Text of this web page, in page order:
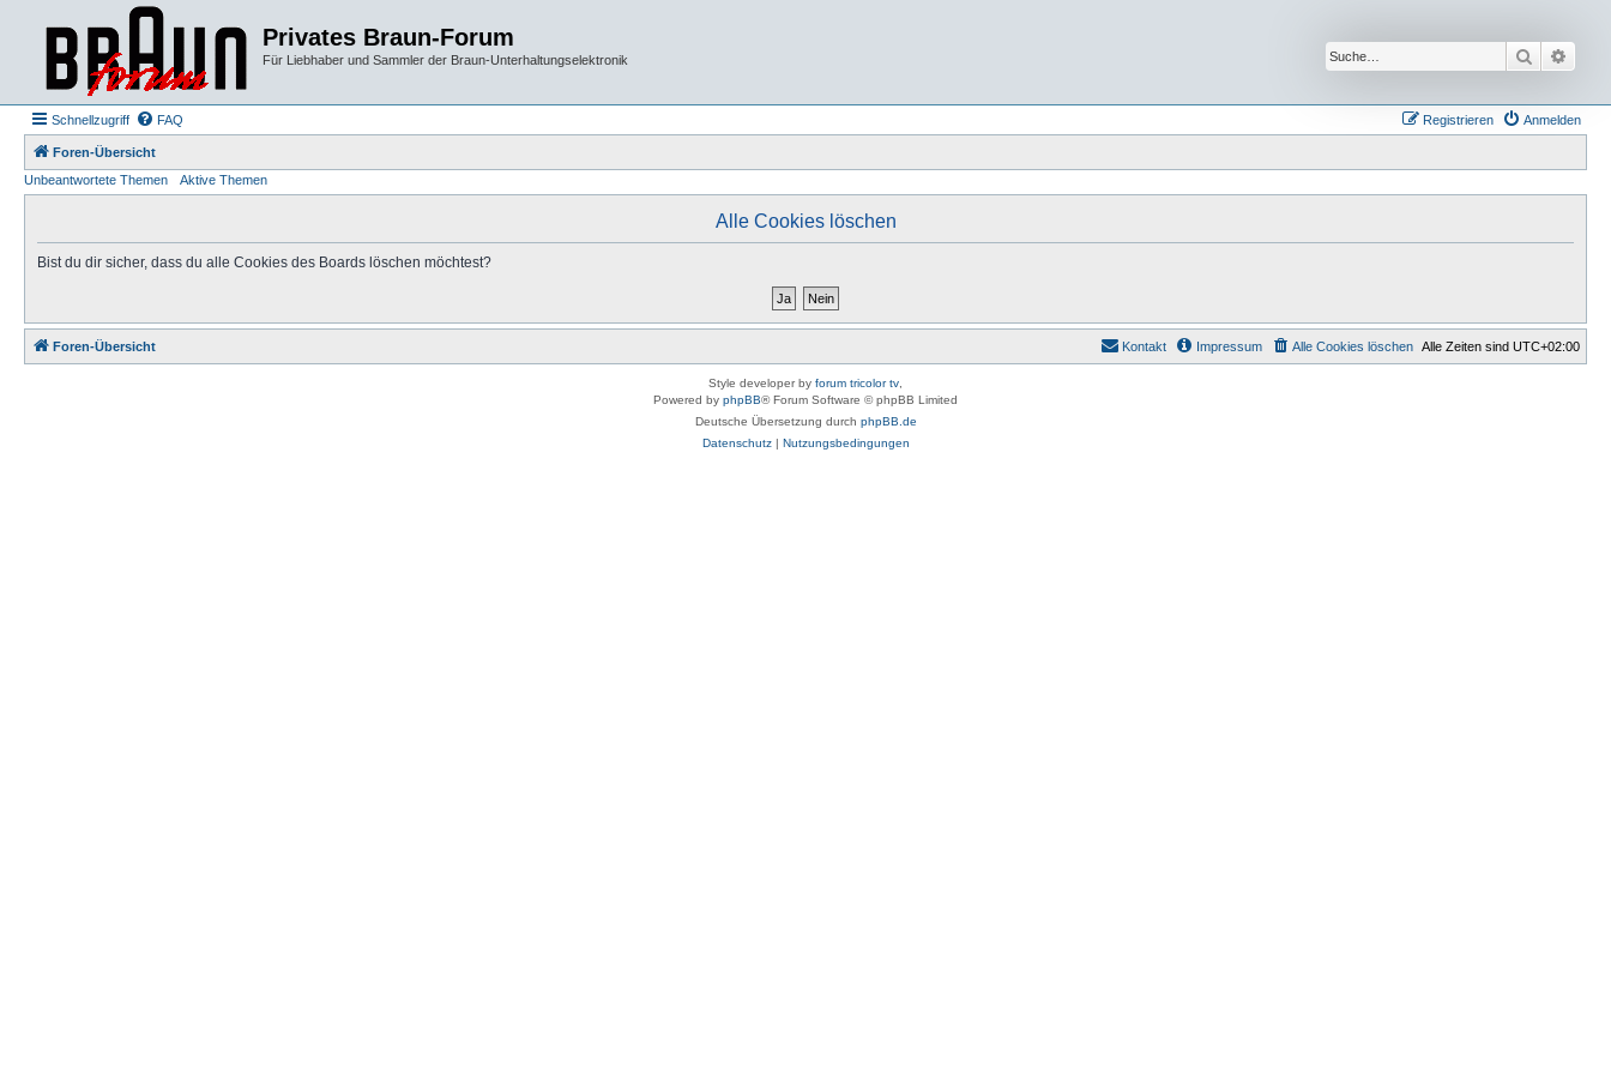
Privates Braun-Forum
Für Liebhaber und Sammler der Braun-Unterhaltungselektronik Suche
Schnellzugriff FAQ Anmelden
Registrieren
Foren-Übersicht
Unbeantwortete Themen
Aktive Themen
Alle Cookies löschen
Bist du dir sicher, dass du alle Cookies des Boards löschen möchtest?
Foren-Übersicht Alle Zeiten sind UTC+02:00
Alle Cookies löschen
Impressum
Kontakt
Style developer by forum tricolor tv
Powered by phpBB® Forum Software © phpBB Limited
Deutsche Übersetzung durch phpBB.de
Datenschutz| Nutzungsbedingungen